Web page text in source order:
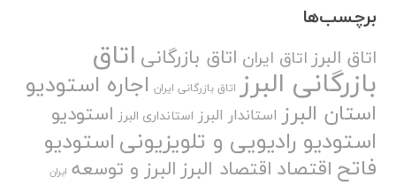
برچسب‌ها
اتاق البرزاتاق ایران اتاق بازرگانی اتاق
بازرگانی البرز اتاق بازرگانی ایران اجاره استودیو
استان البرز استاندار البرز استانداری البرز استودیو
استودیو رادیویی و تلویزیونیاستودیو
فاتح اقتصاد اقتصاد البرزالبرز و توسعه ایران